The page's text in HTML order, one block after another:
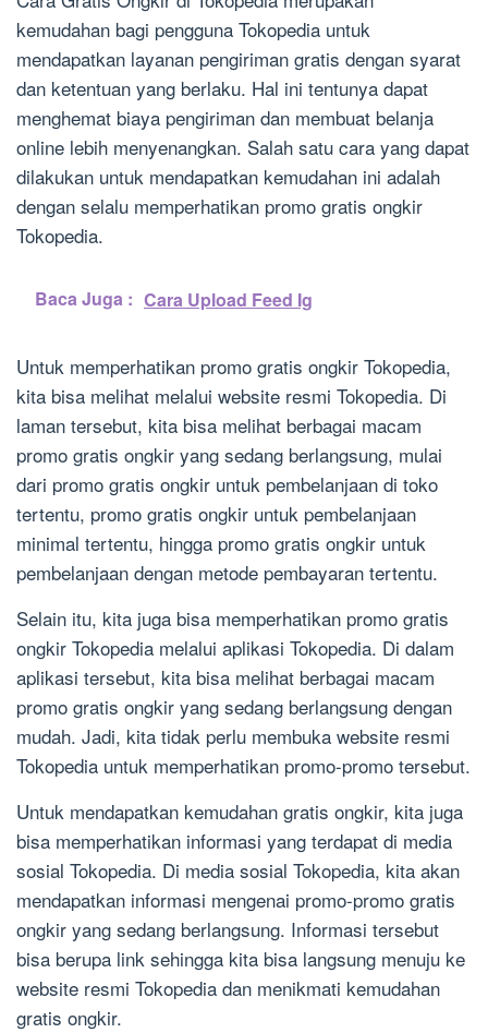
kemudahan bagi pengguna Tokopedia untuk
mendapatkan layanan pengiriman gratis dengan syarat
dan ketentuan yang berlaku. Hal ini tentunya dapat
menghemat biaya pengiriman dan membuat belanja
online lebih menyenangkan. Salah satu cara yang dapat
dilakukan untuk mendapatkan kemudahan ini adalah
dengan selalu memperhatikan promo gratis ongkir
Tokopedia.
Baca Juga : Cara Upload Feed Ig
Untuk memperhatikan promo gratis ongkir Tokopedia,
kita bisa melihat melalui website resmi Tokopedia. Di
laman tersebut, kita bisa melihat berbagai macam
promo gratis ongkir yang sedang berlangsung, mulai
dari promo gratis ongkir untuk pembelanjaan di toko
tertentu, promo gratis ongkir untuk pembelanjaan
minimal tertentu, hingga promo gratis ongkir untuk
pembelanjaan dengan metode pembayaran tertentu.
Selain itu, kita juga bisa memperhatikan promo gratis
ongkir Tokopedia melalui aplikasi Tokopedia. Di dalam
aplikasi tersebut, kita bisa melihat berbagai macam
promo gratis ongkir yang sedang berlangsung dengan
mudah. Jadi, kita tidak perlu membuka website resmi
Tokopedia untuk memperhatikan promo-promo tersebut.
Untuk mendapatkan kemudahan gratis ongkir, kita juga
bisa memperhatikan informasi yang terdapat di media
sosial Tokopedia. Di media sosial Tokopedia, kita akan
mendapatkan informasi mengenai promo-promo gratis
ongkir yang sedang berlangsung. Informasi tersebut
bisa berupa link sehingga kita bisa langsung menuju ke
website resmi Tokopedia dan menikmati kemudahan
gratis ongkir.